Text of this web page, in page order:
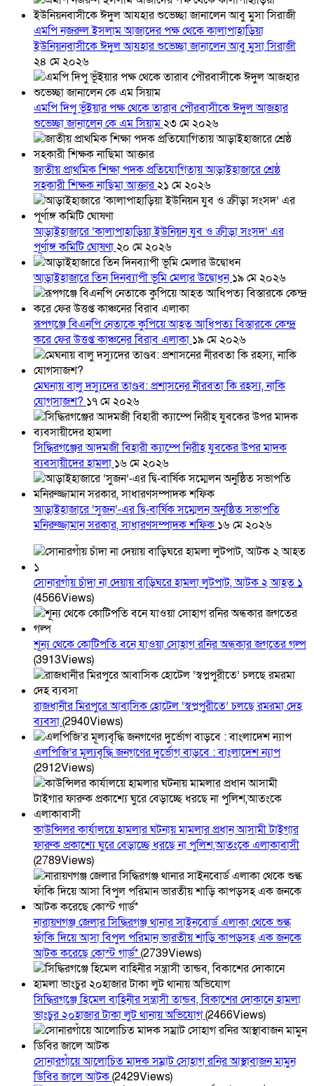
এমপি নজরুল ইসলাম আজাদের পক্ষ থেকে কালাপাহাড়িয়া
ইউনিয়নবাসীকে ঈদুল আযহার শুভেচ্ছা জানালেন আবু মুসা সিরাজী
২৪ মে ২০২৬
এমপি দিপু ভূঁইয়ার পক্ষ থেকে তারাব পৌরবাসীকে ঈদুল আজহার
শুভেচ্ছা জানালেন কে এম সিয়াম২৩ মে ২০২৬
জাতীয় প্রাথমিক শিক্ষা পদক প্রতিযোগিতায় আড়াইহাজারে শ্রেষ্ঠ
সহকারী শিক্ষক নাছিমা আক্তার২১ মে ২০২৬
আড়াইহাজারে ‘কালাপাহাড়িয়া ইউনিয়ন যুব ও ক্রীড়া সংসদ’ এর
পূর্ণাঙ্গ কমিটি ঘোষণা২০ মে ২০২৬
আড়াইহাজারে তিন দিনব্যাপী ভূমি মেলার উদ্বোধন১৯ মে ২০২৬
রূপগঞ্জে বিএনপি নেতাকে কুপিয়ে আহত আধিপত্য বিস্তারকে কেন্দ্র
করে ফের উত্তপ্ত কাঞ্চনের বিরাব এলাকা ১৯ মে ২০২৬
মেঘনায় বালু দস্যুদের তাণ্ডব: প্রশাসনের নীরবতা কি রহস্য, নাকি
যোগসাজশ? ১৭ মে ২০২৬
সিদ্ধিরগঞ্জের আদমজী বিহারী ক্যাম্পে নিরীহ যুবকের উপর মাদক
ব্যবসায়ীদের হামলা ১৬ মে ২০২৬
আড়াইহাজারে ‘সুজন’-এর দ্বি-বার্ষিক সম্মেলন অনুষ্ঠিত সভাপতি
মনিরুজ্জামান সরকার, সাধারণসম্পাদক শফিক ১৬ মে ২০২৬
সোনারগাঁয় চাঁদা না দেয়ায় বাড়িঘরে হামলা লুটপাট, আটক ২ আহত ১
(4566Views)
শূন্য থেকে কোটিপতি বনে যাওয়া সোহাগ রনির অন্ধকার জগতের গল্প
(3913Views)
রাজধানীর মিরপুরে আবাসিক হোটেল ‘স্বপ্নপুরীতে’ চলছে রমরমা দেহ
ব্যবসা(2940Views)
এলপিজি’র মূল্যবৃদ্ধি জনগণের দুর্ভোগ বাড়বে : বাংলাদেশ ন্যাপ
(2912Views)
কাউন্সিলর কার্যালয়ে হামলার ঘটনায় মামলার প্রধান আসামী টাইগার
ফারুক প্রকাশ্যে ঘুরে বেড়াচ্ছে ধরছে না পুলিশ,আতংকে এলাকাবাসী
(2789Views)
নারায়ণগঞ্জ জেলার সিদ্ধিরগঞ্জ থানার সাইনবোর্ড এলাকা থেকে শুল্ক
ফাঁকি দিয়ে আসা বিপুল পরিমান ভারতীয় শাড়ি কাপড়সহ এক জনকে
আটক করেছে কোস্ট গার্ড*(2739Views)
সিদ্ধিরগঞ্জে হিমেল বাহিনীর সন্ত্রাসী তান্ডব, বিকাশের দোকানে হামলা
ভাংচুর ২০হাজার টাকা লুট থানায় অভিযোগ(2466Views)
সোনারগাঁয়ে আলোচিত মাদক সম্রাট সোহাগ রনির আস্থাবাজন মামুন
ডিবির জালে আটক(2429Views)